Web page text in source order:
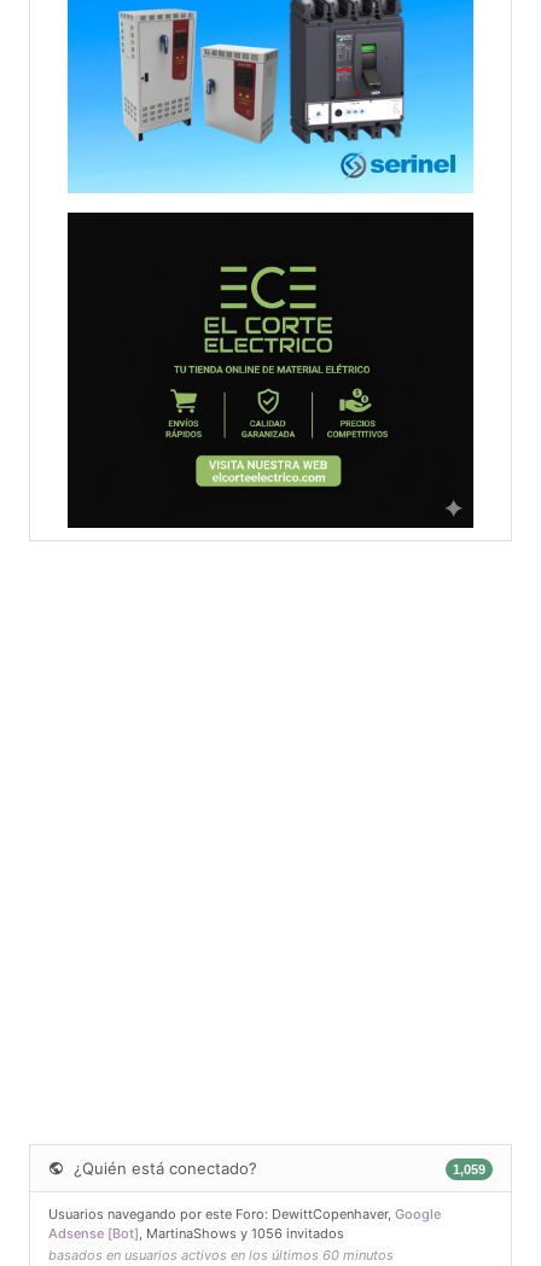
¿Quién está conectado? 1,059
Usuarios navegando por este Foro: DewittCopenhaver, Google
Adsense [Bot], MartinaShows y 1056 invitados
basados en usuarios activos en los últimos 60 minutos